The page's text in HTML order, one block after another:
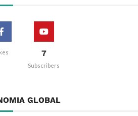
7
Subscribers
GLOBAL